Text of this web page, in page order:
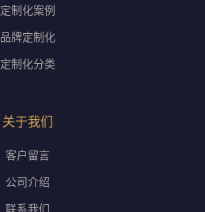
定制化案例
品牌定制化
定制化分类
关于我们
客户留言
公司介绍
联系我们